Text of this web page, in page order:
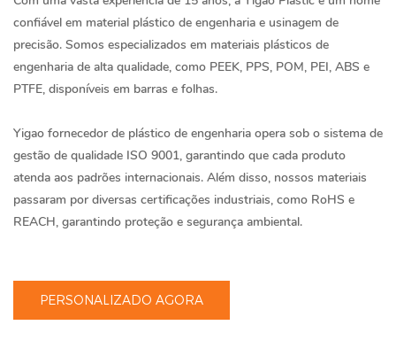
confiável em material plástico de engenharia e usinagem de
precisão. Somos especializados em materiais plásticos de
engenharia de alta qualidade, como PEEK, PPS, POM, PEI, ABS e
PTFE, disponíveis em barras e folhas.
Yigao fornecedor de plástico de engenharia opera sob o sistema de
gestão de qualidade ISO 9001, garantindo que cada produto
atenda aos padrões internacionais. Além disso, nossos materiais
passaram por diversas certificações industriais, como RoHS e
REACH, garantindo proteção e segurança ambiental.
PERSONALIZADO AGORA